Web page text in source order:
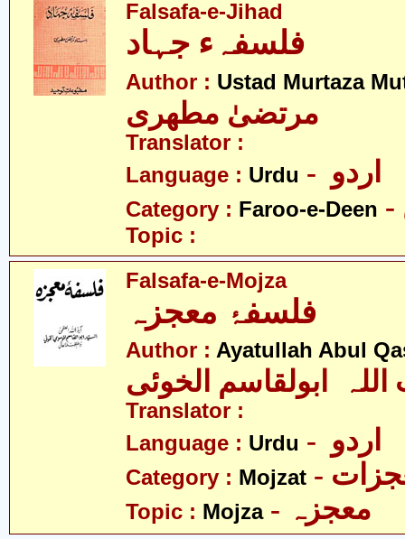
Falsafa-e-Jihad
Author : Ustad Murtaza
مرتضیٰ مطھری
Translator :
Language : Urdu
Category : Faroo-e-Deen
Topic :
Falsafa-e-Mojza
فلسفۂ معجزہ
Author : Ayatullah Abul
اللہ ابولقاسم الخوئی
Translator :
Language : Urdu
Category : Mojzat
Topic : Mojza - معجزہ